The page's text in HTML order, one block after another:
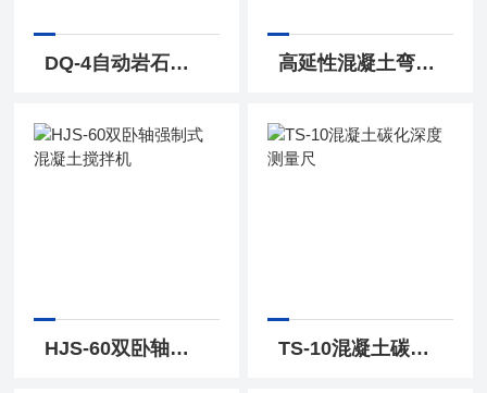
DQ-4自动岩石切割机 电动锯石机 高延性混凝土弯曲韧性夹具
HJS-60双卧轴强制式混凝土搅拌机 TS-10混凝土碳化深度测量尺